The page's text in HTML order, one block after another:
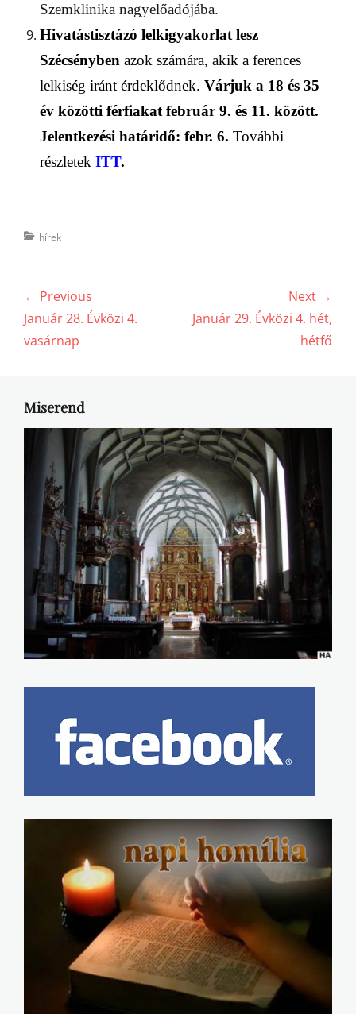
Szemklinika nagyelőadójába.
Hivatástisztázó lelkigyakorlat lesz
Szécsényben azok számára, akik a ferences
lelkiség iránt érdeklődnek. Várjuk a 18 és 35
év közötti férfiakat február 9. és 11. között.
Jelentkezési határidő: febr. 6. További
részletek ITT.
Categories
hírek
Bejegyzés
navigáció
← Previous
Previous
post:
Január 28. Évközi 4.
vasárnap
Next →
Next
Január 29. Évközi 4. hét,
hétfő
Miserend